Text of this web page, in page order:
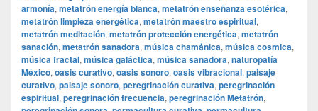
armonía, metatrón energía blanca, metatrón enseñanza esotérica,
metatrón limpieza energética, metatrón maestro espiritual,
metatrón meditación, metatrón protección energética, metatrón
sanación, metatrón sanadora, música chamánica, música cosmica,
música fractal, música galáctica, música sanadora, naturopatía
México, oasis curativo, oasis sonoro, oasis vibracional, paisaje
curativo, paisaje sonoro, peregrinación curativa, peregrinación
espiritual, peregrinación frecuencia, peregrinación Metatrón,